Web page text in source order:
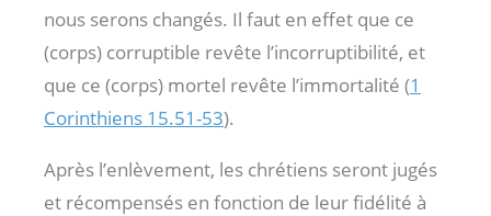
nous serons changés. Il faut en effet que ce
(corps) corruptible revête l’incorruptibilité, et
que ce (corps) mortel revête l’immortalité (1
Corinthiens 15.51-53).
Après l’enlèvement, les chrétiens seront jugés
et récompensés en fonction de leur fidélité à